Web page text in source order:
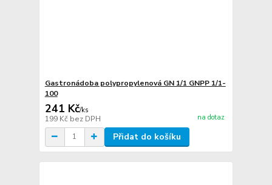
Gastronádoba polypropylenová GN 1/1 GNPP 1/1-
100
241 Kč/ks
199 Kč bez DPH na dotaz
Přidat do košíku